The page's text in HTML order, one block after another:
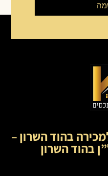
בהוד השרון –
בהוד השרון